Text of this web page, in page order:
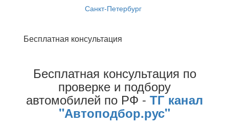
Санкт-Петербург
Бесплатная консультация
Бесплатная консультация по
проверке и подбору
автомобилей по РФ - ТГ канал
"Автоподбор.рус"